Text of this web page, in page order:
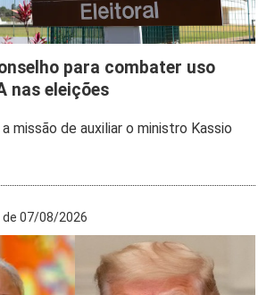
para combater uso
nas eleições
missão de auxiliar o ministro Kassio
de 07/08/2026